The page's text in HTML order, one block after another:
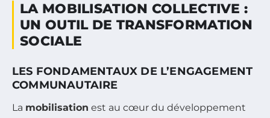
LA MOBILISATION COLLECTIVE :
UN OUTIL DE TRANSFORMATION
SOCIALE
LES FONDAMENTAUX DE L’ENGAGEMENT
COMMUNAUTAIRE
La mobilisation est au cœur du développement